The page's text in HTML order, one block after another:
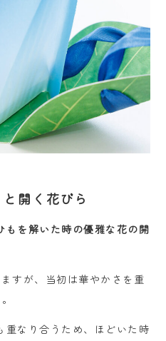
開く花びら
もを解いた時の優雅な花の開
すが、当初は華やかさを重
重なり合うため、ほどいた時